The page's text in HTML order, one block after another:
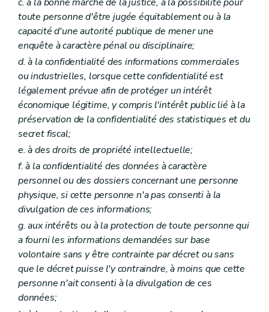
toute personne d'être jugée équitablement ou à la
capacité d'une autorité publique de mener une
enquête à caractère pénal ou disciplinaire;
d. à la confidentialité des informations commerciales
ou industrielles, lorsque cette confidentialité est
légalement prévue afin de protéger un intérêt
économique légitime, y compris l'intérêt public lié à la
préservation de la confidentialité des statistiques et du
secret fiscal;
e. à des droits de propriété intellectuelle;
f. à la confidentialité des données à caractère
personnel ou des dossiers concernant une personne
physique, si cette personne n'a pas consenti à la
divulgation de ces informations;
g. aux intérêts ou à la protection de toute personne qui
a fourni les informations demandées sur base
volontaire sans y être contrainte par décret ou sans
que le décret puisse l'y contraindre, à moins que cette
personne n'ait consenti à la divulgation de ces
données;